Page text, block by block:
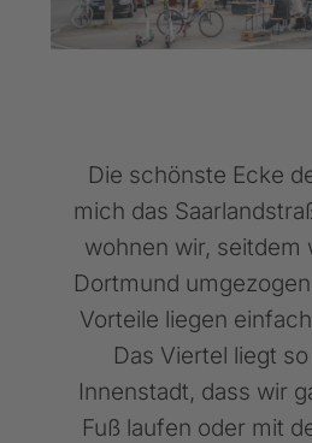
Die schönste Ecke
mich das
wohnen wir, seitdem
Dortmund
Vorteile liegen
Das Viertel liegt
Innenstadt, dass wir
Fuß laufen oder mit